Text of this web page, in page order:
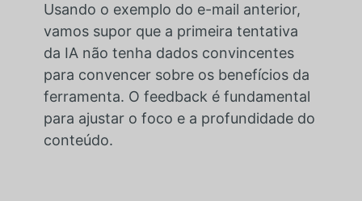
Usando o exemplo do e-mail anterior,
vamos supor que a primeira tentativa
da IA não tenha dados convincentes
para convencer sobre os benefícios da
ferramenta. O feedback é fundamental
para ajustar o foco e a profundidade do
conteúdo.